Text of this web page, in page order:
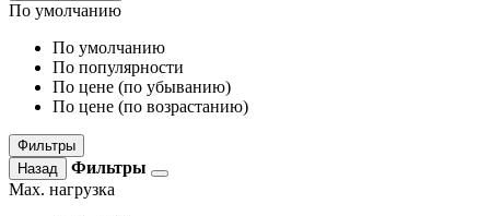
По умолчанию
По умолчанию
По популярности
По цене (по убыванию)
По цене (по возрастанию)
Фильтры
Назад
Фильтры
Max. нагрузка